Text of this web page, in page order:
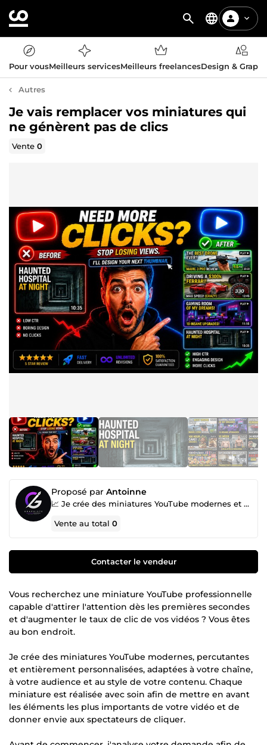
Pour vousMeilleurs servicesMeilleurs freelancesDesign &
Autres
Je vais remplacer vos miniatures qui
ne génèrent pas de clics
Vente0
Proposé par Antoinne
📈 Je crée des miniatures YouTube modernes et percutantes
Vente au total0
Contacter le vendeur
Vous recherchez une miniature YouTube professionnelle
capable d'attirer l'attention dès les premières secondes
et d'augmenter le taux de clic de vos vidéos ? Vous êtes
au bon endroit.
Je crée des miniatures YouTube modernes, percutantes
et entièrement personnalisées, adaptées à votre chaîne,
à votre audience et au style de votre contenu. Chaque
miniature est réalisée avec soin afin de mettre en avant
les éléments les plus importants de votre vidéo et de
donner envie aux spectateurs de cliquer.